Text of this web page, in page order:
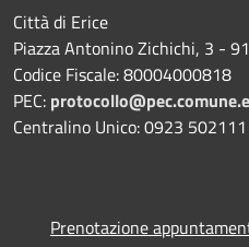
Città di Erice
Piazza Antonino Zichichi, 3 -
Codice Fiscale: 80004000818
PEC:
Centralino Unico: 0923 502111
Prenotazione